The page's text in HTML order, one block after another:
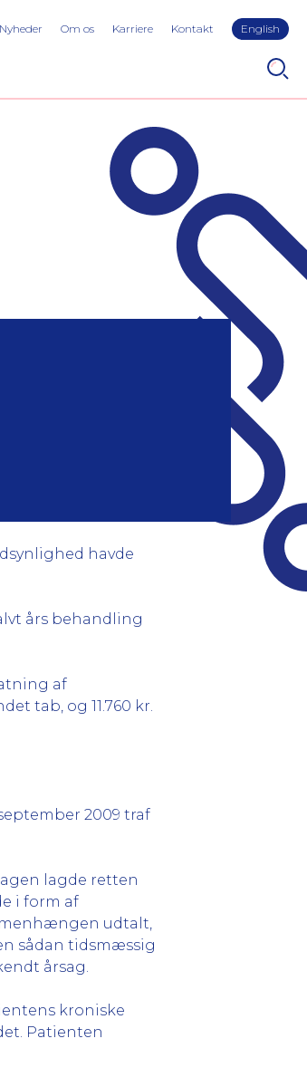
Nyheder Om os Karriere Kontakt English
havde
års behandling
af
tab, og 11.760 kr.
2009 traf
lagde retten
i form af
udtalt,
sådan tidsmæssig
årsag.
kroniske
Patienten